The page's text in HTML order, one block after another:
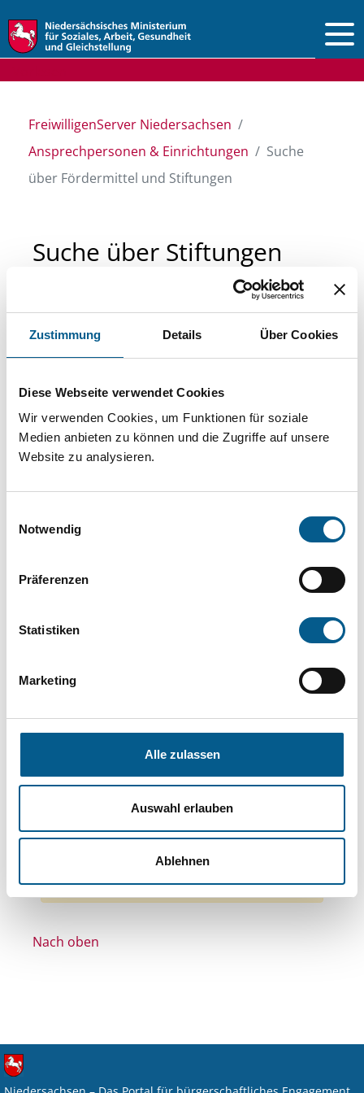
Zustimmung Details Über Cookies
Diese Webseite verwendet Cookies
Wir verwenden Cookies, um Funktionen für soziale
Medien anbieten zu können und die Zugriffe auf unsere
Website zu analysieren.
Notwendig
Präferenzen
Statistiken
Marketing
Alle zulassen
Auswahl erlauben
Ablehnen
FreiwilligenServer Niedersachsen
Ansprechpersonen & Einrichtungen
Suche
über Fördermittel und Stiftungen
Suche über Stiftungen
Sie suchen finanzielle Unterstützung für ein
direkt über unsere Fördermitteldatenbank und
Stiftungsdatenbank recherchieren. Bei der
Suche bitte die Groß- und Kleinschreibung
Bitte Suchbegriff eingeben. Ergebnisse
Kategorien verfeinert werden.
Suchen
Aktive Filter:
Themen: Wissenschaft und Forschung
Themen: Wohlfahrtswesen
Themen: Kinder, Jugendliche & Familie
Themen: Hilfsbedürftige Menschen
Alle Filter entfernen
Nach oben